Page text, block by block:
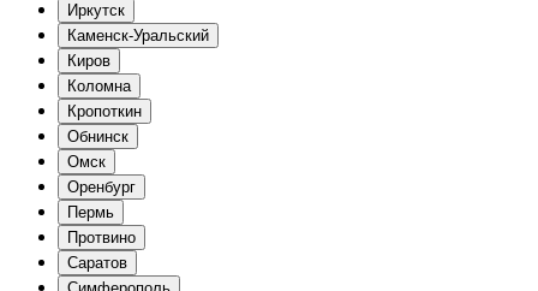
Иркутск
Каменск-Уральский
Киров
Коломна
Кропоткин
Обнинск
Омск
Оренбург
Пермь
Протвино
Саратов